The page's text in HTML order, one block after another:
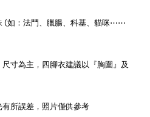
(如：法鬥、臘腸、科基、貓咪⋯⋯
寸為主，四腳衣建議以『胸圍』及
所誤差，照片僅供參考